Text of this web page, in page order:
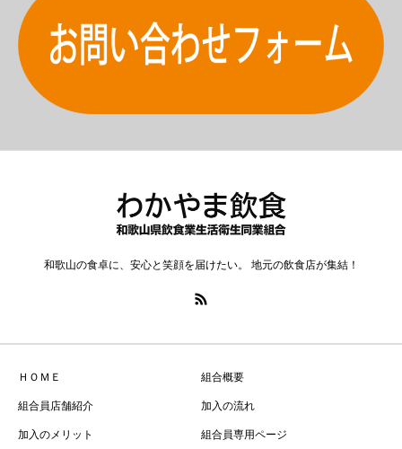
和歌山の食卓に、安心と笑顔を届けたい。 地元の飲食店が集結！
ＨＯＭＥ 組合概要
組合員店舗紹介 加入の流れ
加入のメリット 組合員専用ページ